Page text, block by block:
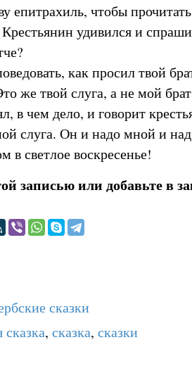
епитрахиль, чтобы
удивился и
как просил твой
же твой слуга, а не мой
в чем дело, и говорит
слуга. Он и надо мной и
в светлое воскресенье!
записью или добавьте в
сказки
сказка, сказка, сказки